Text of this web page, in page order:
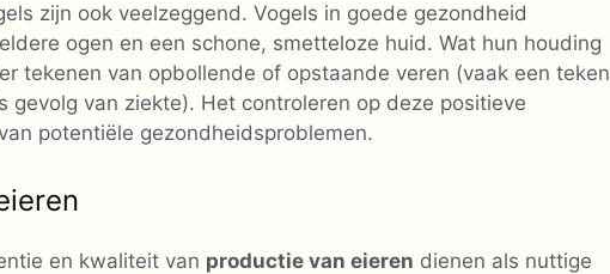
zijn ook veelzeggend. Vogels in goede gezondheid
ogen en een schone, smetteloze huid. Wat hun houding
tekenen van opbollende of opstaande veren (vaak een teken
van ziekte). Het controleren op deze positieve
potentiële gezondheidsproblemen.
en kwaliteit van productie van eieren dienen als nuttige